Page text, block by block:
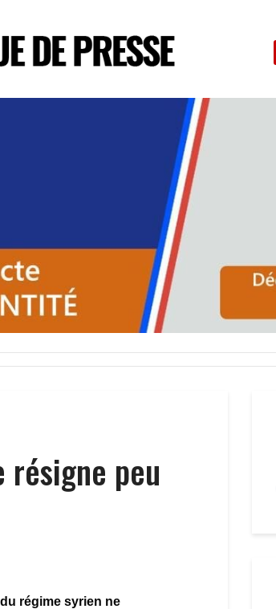
résigne peu
régime syrien ne